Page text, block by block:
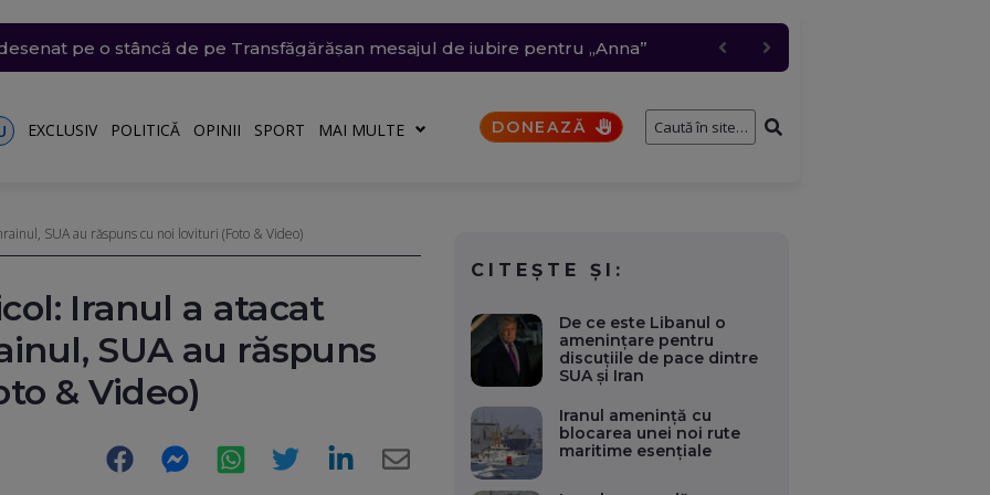
pe o stâncă de pe Transfăgărășan mesajul de iubire pentru „Anna”
pe care abia o pornise acum câteva zile
extreme: 39 de grade la umbră, vijelii de 90 km/h și grindină de până la 4
Thailanda: 8 persoane au fost ucise într-un atac armat comis de un elev
arestată în Germania, pentru că a spionat pentru Rusia și a participat la un
EXCLUSIV POLITICĂ OPINII SPORT MAI MULTE DONEAZĂ
SUA au răspuns cu noi lovituri (Foto & Video)
Iranul a atacat
SUA au răspuns
& Video)
Facebook Messenger WhatsApp Twitter LinkedIn
CITEȘTE ȘI:
De ce este Libanul o
amenințare pentru
discuțiile de pace dintre
SUA și Iran
Iranul amenință cu
blocarea unei noi rute
maritime esențiale